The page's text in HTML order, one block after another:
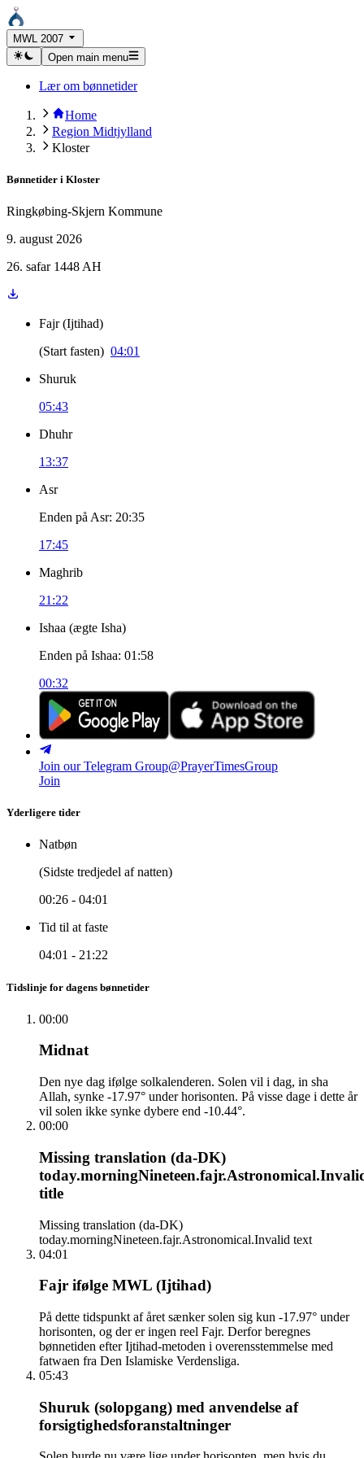
MWL 2007
Open main menu
Lær om bønnetider
Home
Region Midtjylland
Kloster
Bønnetider i Kloster
Ringkøbing-Skjern Kommune
9. august 2026
26. safar 1448 AH
Fajr (Ijtihad)
(Start fasten) 04:01
Shuruk
05:43
Dhuhr
13:37
Asr
Enden på Asr: 20:35
17:45
Maghrib
21:22
Ishaa (ægte Isha)
Enden på Ishaa: 01:58
00:32
Join our Telegram Group@PrayerTimesGroup
Join
Yderligere tider
Natbøn
(Sidste tredjedel af natten)
00:26 - 04:01
Tid til at faste
04:01 - 21:22
Tidslinje for dagens bønnetider
00:00
Midnat
Den nye dag ifølge solkalenderen. Solen vil i dag, in sha
Allah, synke -17.97° under horisonten. På visse dage i dette år
vil solen ikke synke dybere end -10.44°.
00:00
Missing translation (da-DK)
title
Missing translation (da-DK)
today.morningNineteen.fajr.Astronomical.Invalid text
04:01
Fajr ifølge MWL (Ijtihad)
På dette tidspunkt af året sænker solen sig kun -17.97° under
horisonten, og der er ingen reel Fajr. Derfor beregnes
bønnetiden efter Ijtihad-metoden i overensstemmelse med
fatwaen fra Den Islamiske Verdensliga.
05:43
Shuruk (solopgang) med anvendelse af
forsigtighedsforanstaltninger